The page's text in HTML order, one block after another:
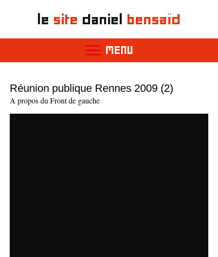
le site daniel bensaïd
MENU
Réunion publique Rennes 2009 (2)
A propos du Front de gauche